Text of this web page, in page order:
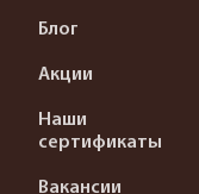
Блог
Акции
Наши
сертификаты
Вакансии